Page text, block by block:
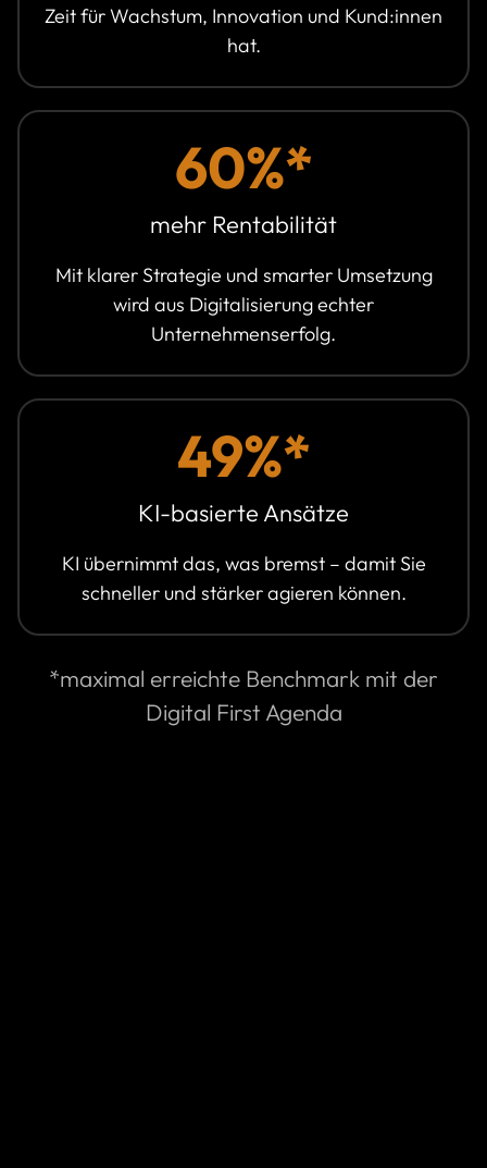
Zeit für Wachstum, Innovation und Kund:innen
hat.
60%*
mehr Rentabilität
Mit klarer Strategie und smarter Umsetzung
wird aus Digitalisierung echter
Unternehmenserfolg.
49%*
KI-basierte Ansätze
KI übernimmt das, was bremst – damit Sie
schneller und stärker agieren können.
*maximal erreichte Benchmark mit der
Digital First Agenda